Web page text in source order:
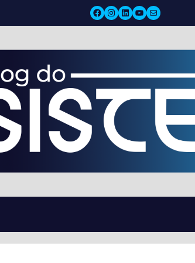
Facebook
Instagram
LinkedIn
YouTube
Mail